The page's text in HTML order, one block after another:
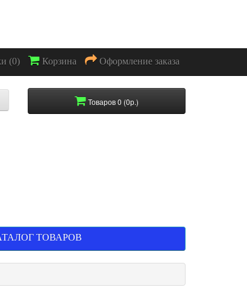
(0) Корзина Оформление заказа
Товаров 0 (0р.)
ТОВАРОВ